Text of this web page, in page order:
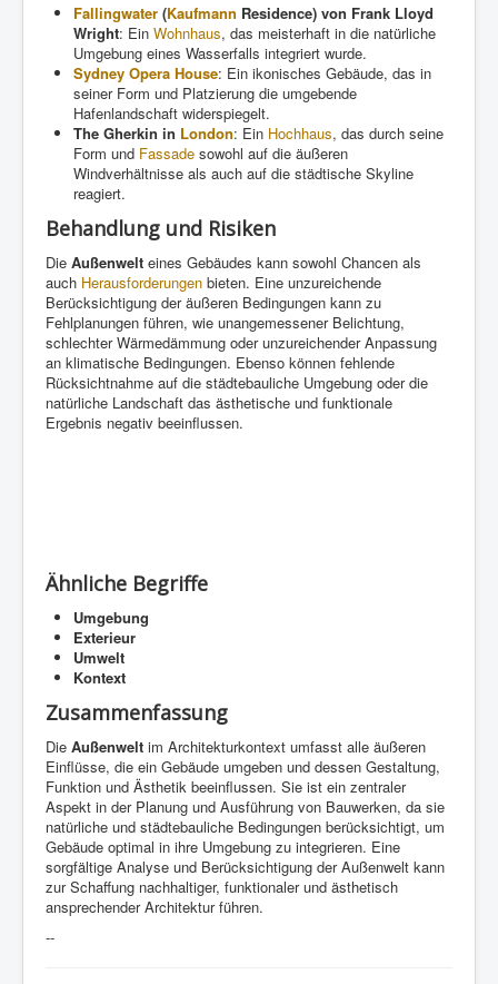
Fallingwater (Kaufmann Residence) von Frank Lloyd
Wright: Ein Wohnhaus, das meisterhaft in die natürliche
Umgebung eines Wasserfalls integriert wurde.
Sydney Opera House: Ein ikonisches Gebäude, das in
seiner Form und Platzierung die umgebende
Hafenlandschaft widerspiegelt.
The Gherkin in London: Ein Hochhaus, das durch seine
Form und Fassade sowohl auf die äußeren
Windverhältnisse als auch auf die städtische Skyline
reagiert.
Behandlung und Risiken
Die Außenwelt eines Gebäudes kann sowohl Chancen als
auch Herausforderungen bieten. Eine unzureichende
Berücksichtigung der äußeren Bedingungen kann zu
Fehlplanungen führen, wie unangemessener Belichtung,
schlechter Wärmedämmung oder unzureichender Anpassung
an klimatische Bedingungen. Ebenso können fehlende
Rücksichtnahme auf die städtebauliche Umgebung oder die
natürliche Landschaft das ästhetische und funktionale
Ergebnis negativ beeinflussen.
Ähnliche Begriffe
Umgebung
Exterieur
Umwelt
Kontext
Zusammenfassung
Die Außenwelt im Architekturkontext umfasst alle äußeren
Einflüsse, die ein Gebäude umgeben und dessen Gestaltung,
Funktion und Ästhetik beeinflussen. Sie ist ein zentraler
Aspekt in der Planung und Ausführung von Bauwerken, da sie
natürliche und städtebauliche Bedingungen berücksichtigt, um
Gebäude optimal in ihre Umgebung zu integrieren. Eine
sorgfältige Analyse und Berücksichtigung der Außenwelt kann
zur Schaffung nachhaltiger, funktionaler und ästhetisch
ansprechender Architektur führen.
--